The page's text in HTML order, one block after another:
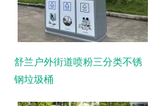
舒兰户外街道喷粉三分类不锈
钢垃圾桶